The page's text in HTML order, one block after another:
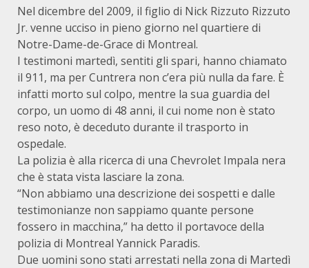
Nel dicembre del 2009, il figlio di Nick Rizzuto Rizzuto
Jr. venne ucciso in pieno giorno nel quartiere di
Notre-Dame-de-Grace di Montreal.
I testimoni martedì, sentiti gli spari, hanno chiamato
il 911, ma per Cuntrera non c’era più nulla da fare. È
infatti morto sul colpo, mentre la sua guardia del
corpo, un uomo di 48 anni, il cui nome non è stato
reso noto, è deceduto durante il trasporto in
ospedale.
La polizia è alla ricerca di una Chevrolet Impala nera
che è stata vista lasciare la zona.
“Non abbiamo una descrizione dei sospetti e dalle
testimonianze non sappiamo quante persone
fossero in macchina,” ha detto il portavoce della
polizia di Montreal Yannick Paradis.
Due uomini sono stati arrestati nella zona di Martedì